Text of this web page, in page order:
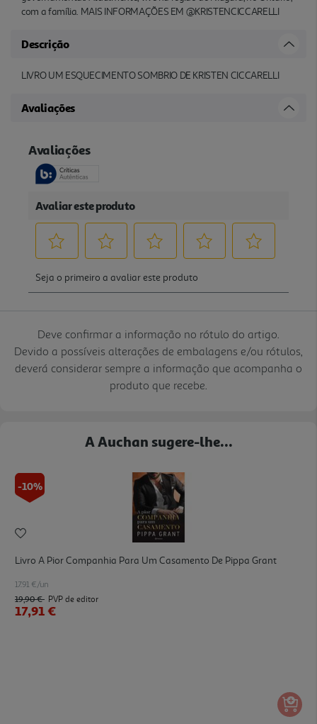
com a família. MAIS INFORMAÇÕES EM @KRISTENCICCARELLI
Descrição
LIVRO UM ESQUECIMENTO SOMBRIO DE KRISTEN CICCARELLI
Avaliações
Deve confirmar a informação no rótulo do artigo.
Devido a possíveis alterações de embalagens e/ou rótulos,
deverá considerar sempre a informação que acompanha o
produto que recebe.
A Auchan sugere-lhe...
-10%
Livro A Pior Companhia Para Um Casamento De Pippa Grant
17.91 €/un
19,90 € PVP de editor
17,91 €